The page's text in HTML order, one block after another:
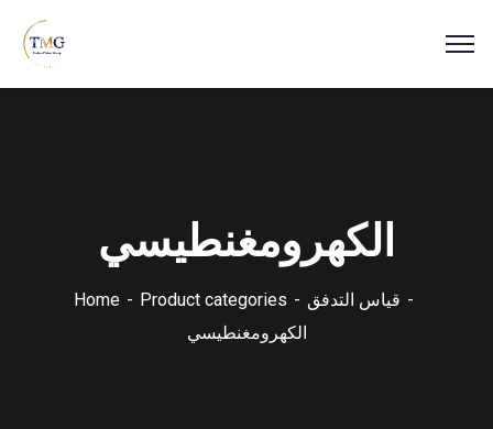
الكهرومغنطيسي
Home Product categories
قياس التدفق
الكهرومغنطيسي